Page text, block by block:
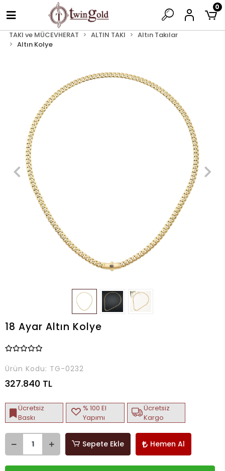
0
TAKI ve MÜCEVHERAT ALTIN TAKI
Altın Takılar
Altın Kolye
18 Ayar Altın Kolye
Ürün Kodu: TG-0232
327.840 TL
Ücretsiz
Baskı
% 100 El
Yapımı
Ücretsiz
Kargo
Sepete Ekle Hemen Al